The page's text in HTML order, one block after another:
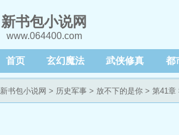
新书包小说网
www.064400.com
首页 玄幻魔法 武侠修真 都
新书包小说网 > 历史军事 > 放不下的是你 > 第41章